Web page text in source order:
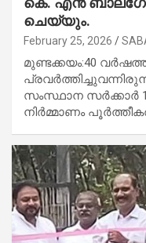
ചെയ്യും.
February 25, 2026
മുണ്ടക്കയം:40
സംസ്ഥാന സർക്കാർ
നിർമ്മാണം